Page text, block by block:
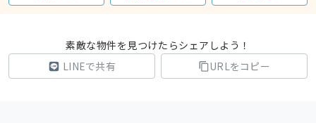
素敵な物件を見つけたらシェアしよう！
LINEで共有
URLをコピー